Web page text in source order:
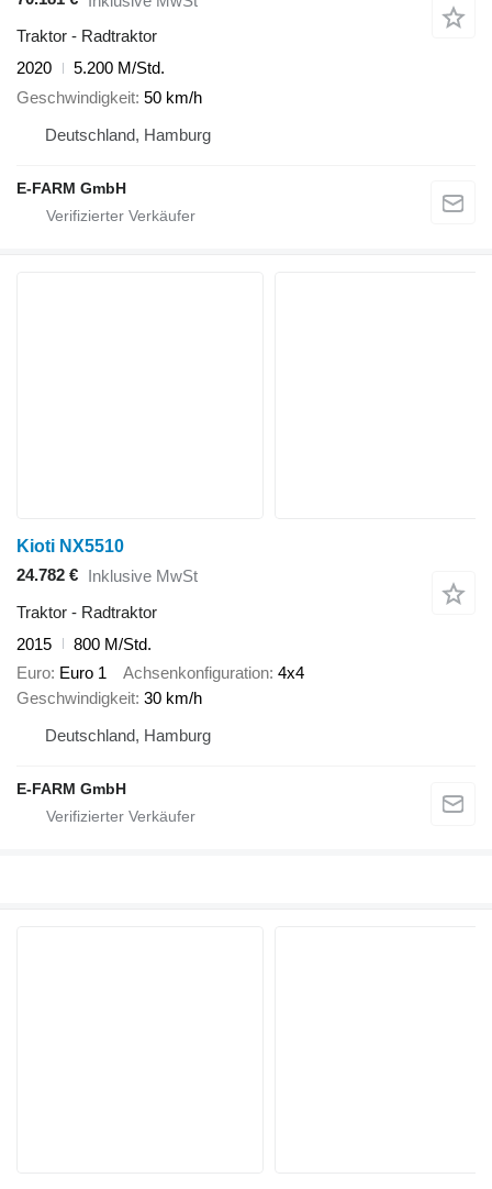
Traktor - Radtraktor
2020
5.200 M/Std.
Geschwindigkeit 50 km/h
Deutschland, Hamburg
E-FARM GmbH
Kioti NX5510
24.782 € Inklusive MwSt
Traktor - Radtraktor
2015
800 M/Std.
Euro Euro 1 Achsenkonfiguration 4x4
Geschwindigkeit 30 km/h
Deutschland, Hamburg
E-FARM GmbH